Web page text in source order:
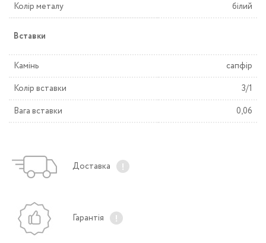
Колір металу
білий
Вставки
Камінь
сапфір
Колір вставки
3/1
Вага вставки
0,06
Доставка
Гарантія